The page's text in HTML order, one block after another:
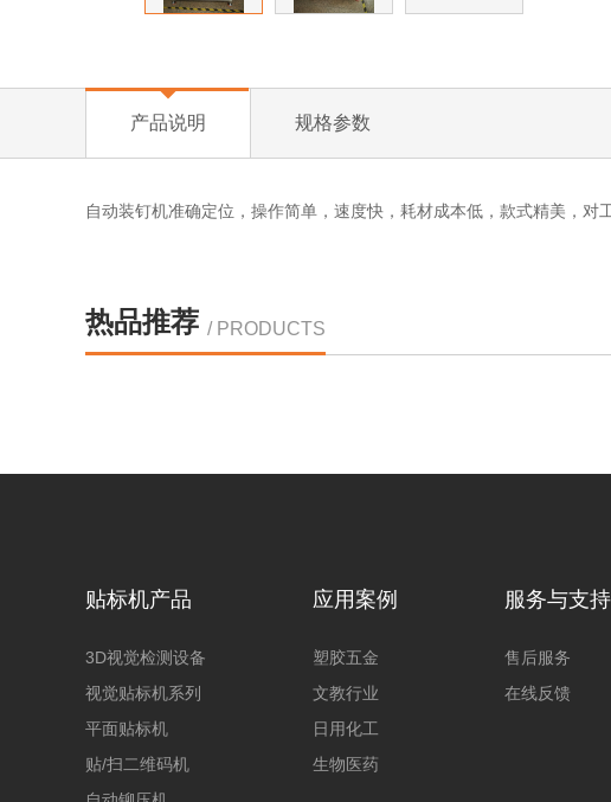
产品说明 规格参数
自动装钉机准确定位，操作简单，速度快，耗材成本低，款式精美，对
热品推荐 / PRODUCTS
贴标机产品
3D视觉检测设备
视觉贴标机系列
平面贴标机
贴/扫二维码机
应用案例
塑胶五金
文教行业
日用化工
生物医药
服务与支持
售后服务
在线反馈